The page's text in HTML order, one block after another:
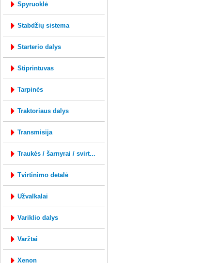
spyruoklė
stabdžių sistema
starterio dalys
stiprintuvas
tarpinės
traktoriaus dalys
transmisija
traukės / šarnyrai / svirt...
tvirtinimo detalė
užvalkalai
variklio dalys
varžtai
xenon